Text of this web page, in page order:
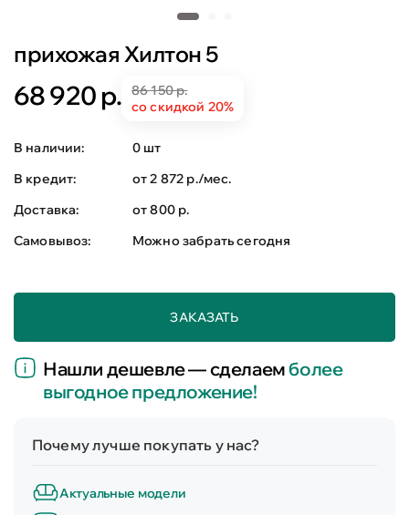
прихожая Хилтон 5
68 920 р.
86 150 р.
со скидкой 20%
В наличии:
0 шт
В кредит:
от 2 872 р./мес.
Доставка:
от 800 р.
Самовывоз:
Можно забрать сегодня
ЗАКАЗАТЬ
Нашли дешевле — сделаемболее
выгодное предложение!
Почему лучше покупать у нас?
Актуальные модели